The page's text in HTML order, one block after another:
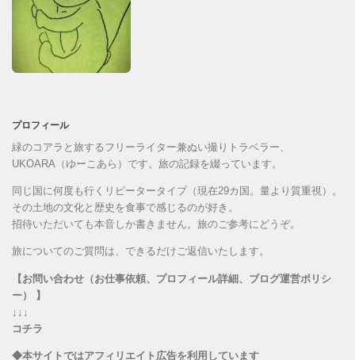
プロフィール
緑のコアラと旅するフリーライター兼ぬい撮りトラベラー、
UKOARA（ゆーこあら）です。旅の記録を綴っています。
同じ国に何度も行くリピータータイプ（現在29カ国。量より質重視）。
その土地の文化と歴史を食事で感じるのが好き。
招待いただいても本音しか書きません。旅のご参考にどうぞ。
旅についてのご質問は、できるだけご返信いたします。
【お問い合わせ（お仕事依頼、プロフィール詳細、ブログ運営ポリシ
ー） 】
↓↓↓
コチラ
◆本サイトではアフィリエイト広告を利用しています